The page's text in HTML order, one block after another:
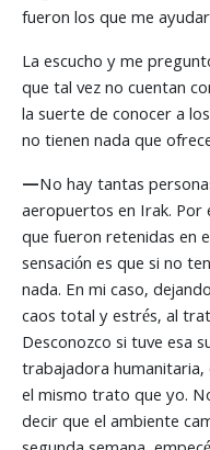
fueron los que me
La escucho y me
que tal vez no cuentan
la suerte de conocer a
no tienen nada que
—No hay tantas
aeropuertos en Irak. Por
que fueron retenidas en
sensación es que si no
nada. En mi caso,
caos total y estrés, al
Desconozco si tuve esa
trabajadora
el mismo trato que yo.
decir que el ambiente